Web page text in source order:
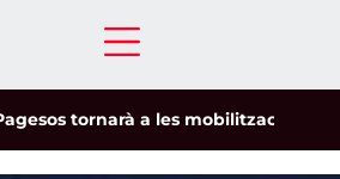
tornarà a les mobilitzacions per